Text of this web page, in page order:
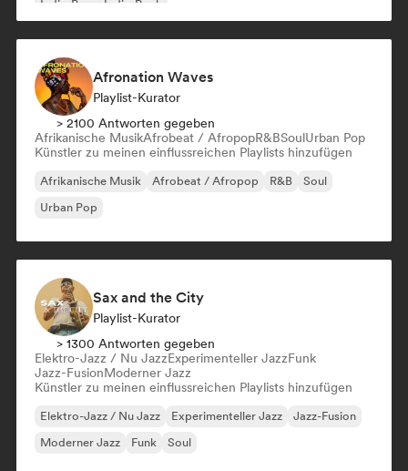
Indie-Pop
Indie-Rock
Afronation Waves
Playlist-Kurator
> 2100 Antworten gegeben
Afrikanische MusikAfrobeat / AfropopR&BSoulUrban Pop
Künstler zu meinen einflussreichen Playlists hinzufügen
Afrikanische Musik Afrobeat / Afropop R&B
Soul
Urban Pop
Sax and the City
Playlist-Kurator
> 1300 Antworten gegeben
Elektro-Jazz / Nu JazzExperimenteller JazzFunk
Jazz-FusionModerner Jazz
Künstler zu meinen einflussreichen Playlists hinzufügen
Elektro-Jazz / Nu Jazz Experimenteller Jazz
Jazz-Fusion
Moderner Jazz
Funk Soul